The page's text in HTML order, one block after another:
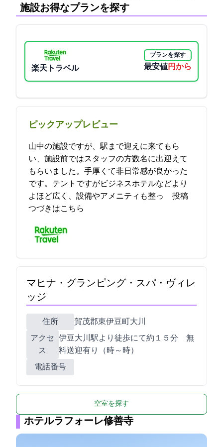
施設:お得なプランを探す
楽天トラベル
プランを探す
最安値13400円から
ピックアップレビュー
山中の施設ですが、駅まで迎えに来てもら
い、施設前ではスタッフの方数名に出迎えて
もらいました。手厚くて非日常感が良かった
です。テントですがビジネスホテルなどより
よほど広く、設備やアメニティも整っ… 2023-04-29 20:07:43投稿
つづきはこちら
マヒナ・グランピング・スパ・ヴィレ
ッジ
住所
賀茂郡東伊豆町大川1096-1
アクセ
ス
伊豆大川駅より徒歩にて約１５分 無
料送迎有り（15時～18時）
電話番号
空室を探す
ホテルラフォーレ修善寺